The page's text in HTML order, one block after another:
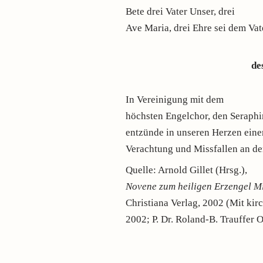
Bete drei Vater Unser, drei
Ave Maria, drei Ehre sei dem
In Vereinigung mit dem
höchsten Engelchor, den
entzünde in unseren Herzen
Verachtung und Missfallen an
Quelle: Arnold Gillet (Hrsg.),
Novene zum heiligen Erzengel
Christiana Verlag, 2002 (Mit
2002; P. Dr. Roland-B. Trauffer